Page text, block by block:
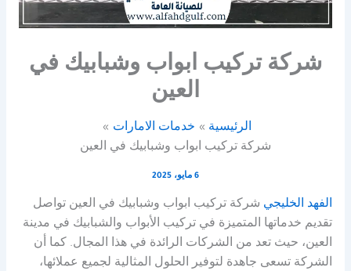
شركة تركيب ابواب وشبابيك في
العين
الرئيسية
خدمات الامارات
شركة تركيب ابواب وشبابيك في العين
6 مايو، 2025
الفهد الخليجي شركة تركيب ابواب وشبابيك في العين تواصل
تقديم خدماتها المتميزة في تركيب الأبواب والشبابيك في مدينة
العين، حيث تعد من الشركات الرائدة في هذا المجال. كما أن
الشركة تسعى جاهدة لتوفير الحلول المثالية لجميع عملائها،